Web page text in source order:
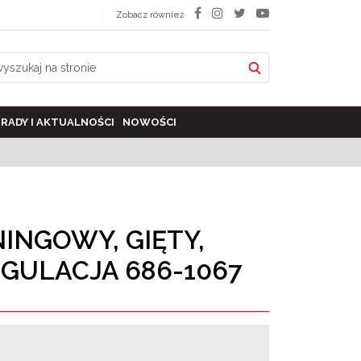
Zobacz również
I AKTUALNOŚCI NOWOŚCI
GIĘTY,
686-1067